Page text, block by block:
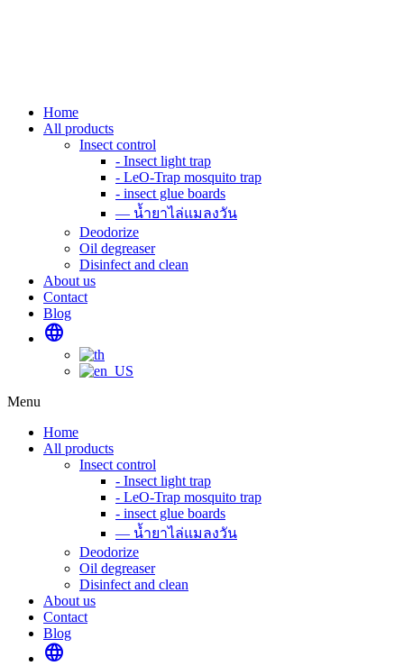
Home
All products
Insect control
- Insect light trap
- LeO-Trap mosquito trap
- insect glue boards
— น้ำยาไล่แมลงวัน
Deodorize
Oil degreaser
Disinfect and clean
About us
Contact
Blog
language
Menu
Home
All products
Insect control
- Insect light trap
- LeO-Trap mosquito trap
- insect glue boards
— น้ำยาไล่แมลงวัน
Deodorize
Oil degreaser
Disinfect and clean
About us
Contact
Blog
language